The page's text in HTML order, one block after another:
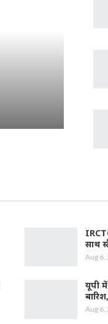
साथ
Aug 6,
यूपी
Aug 6,